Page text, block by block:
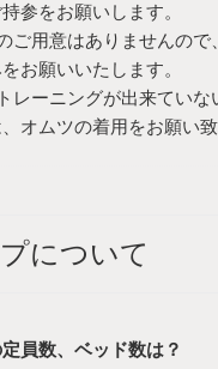
参をお願いします。
ご用意はありませんので
お願いいたします。
レーニングが出来ていな
オムツの着用をお願い致
について
員数、ベッド数は？